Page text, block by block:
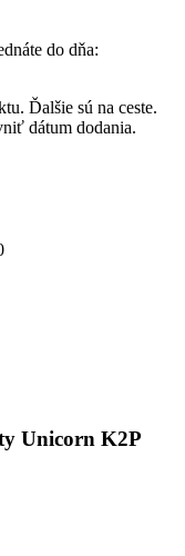
do dňa:
Ďalšie sú na ceste.
dátum dodania.
Unicorn K2P